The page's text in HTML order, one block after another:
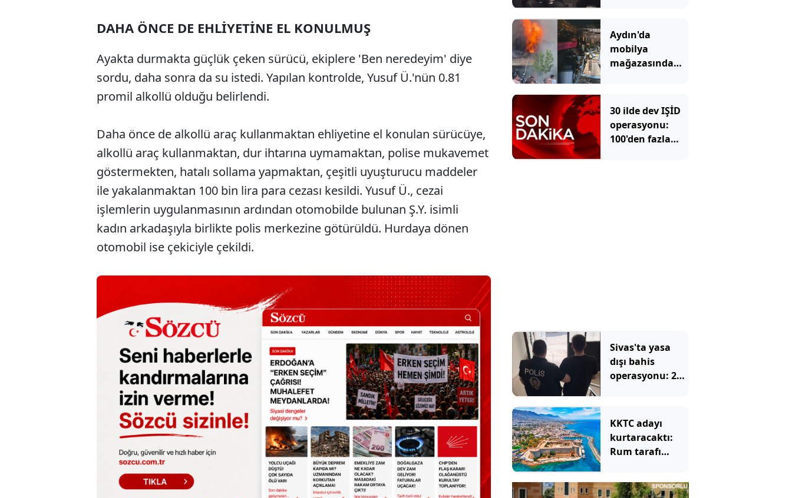
DAHA ÖNCE DE EHLİYETİNE EL KONULMUŞ
Ayakta durmakta güçlük çeken sürücü, ekiplere 'Ben neredeyim' diye
sordu, daha sonra da su istedi. Yapılan kontrolde, Yusuf Ü.'nün 0.81
promil alkollü olduğu belirlendi.
Daha önce de alkollü araç kullanmaktan ehliyetine el konulan sürücüye,
alkollü araç kullanmaktan, dur ihtarına uymamaktan, polise mukavemet
göstermekten, hatalı sollama yapmaktan, çeşitli uyuşturucu maddeler
ile yakalanmaktan 100 bin lira para cezası kesildi. Yusuf Ü., cezai
işlemlerin uygulanmasının ardından otomobilde bulunan Ş.Y. isimli
kadın arkadaşıyla birlikte polis merkezine götürüldü. Hurdaya dönen
otomobil ise çekiciyle çekildi.
Aydın'da
mobilya
mağazasında
30 ilde dev IŞİD
operasyonu:
100'den fazla
Sivas'ta yasa
dışı bahis
operasyonu: 2
KKTC adayı
kurtaracaktı:
Rum tarafı
reddetti